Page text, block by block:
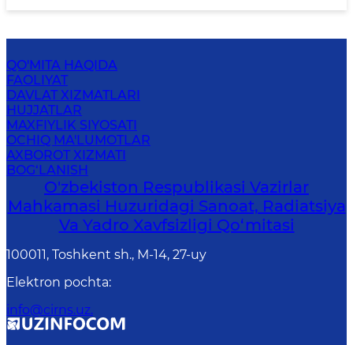
QO'MITA HAQIDA
FAOLIYAT
DAVLAT XIZMATLARI
HUJJATLAR
MAXFIYLIK SIYOSATI
OCHIQ MA'LUMOTLAR
AXBOROT XIZMATI
BOG‘LANISH
O'zbekiston Respublikasi Vazirlar
Mahkamasi Huzuridagi Sanoat, Radiatsiya
Va Yadro Xavfsizligi Qo‘mitasi
100011, Toshkent sh., М-14, 27-uy
Elektron pochta:
info@cirns.uz.